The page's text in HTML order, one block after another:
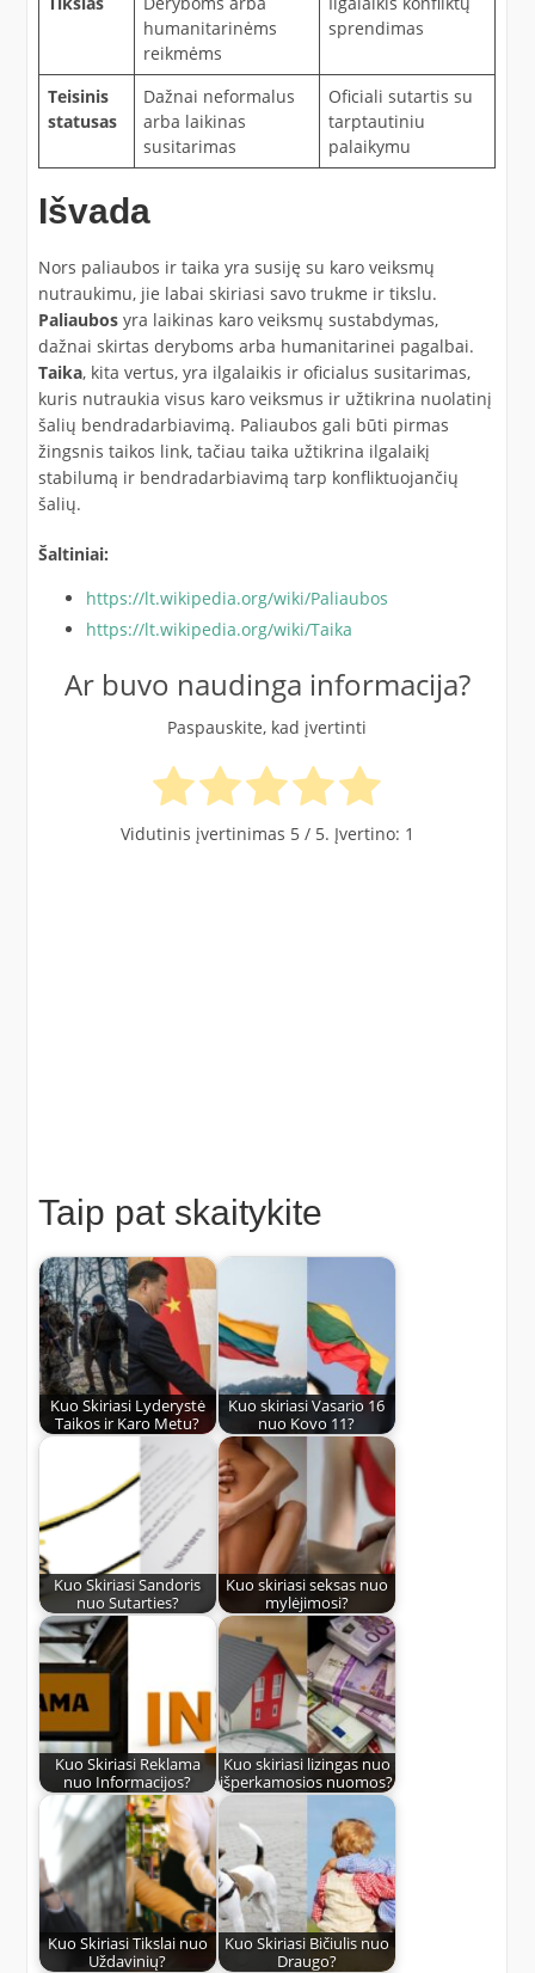
humanitarinėms
reikmėms
sprendimas
Teisinis
statusas
Dažnai neformalus
arba laikinas
susitarimas
Oficiali sutartis su
tarptautiniu
palaikymu
Išvada
Nors paliaubos ir taika yra susiję su karo veiksmų
nutraukimu, jie labai skiriasi savo trukme ir tikslu.
Paliaubosyra laikinas karo veiksmų sustabdymas,
dažnai skirtas deryboms arba humanitarinei pagalbai.
Taika, kita vertus, yra ilgalaikis ir oficialus susitarimas,
kuris nutraukia visus karo veiksmus ir užtikrina nuolatinį
šalių bendradarbiavimą. Paliaubos gali būti pirmas
žingsnis taikos link, tačiau taika užtikrina ilgalaikį
stabilumą ir bendradarbiavimą tarp konfliktuojančių
šalių.
Šaltiniai:
https://lt.wikipedia.org/wiki/Paliaubos
https://lt.wikipedia.org/wiki/Taika
Ar buvo naudinga informacija?
Paspauskite, kad įvertinti
Vidutinis įvertinimas 5/ 5. Įvertino: 1
Taip pat skaitykite
Kuo Skiriasi Lyderystė
Taikos ir Karo Metu?
Kuo skiriasi Vasario 16
nuo Kovo 11?
Kuo Skiriasi Sandoris
nuo Sutarties?
Kuo skiriasi seksas nuo
mylėjimosi?
Kuo Skiriasi Reklama
nuo Informacijos?
Kuo skiriasi lizingas nuo
išperkamosios nuomos?
Kuo Skiriasi Tikslai nuo
Uždavinių?
Kuo Skiriasi Bičiulis nuo
Draugo?